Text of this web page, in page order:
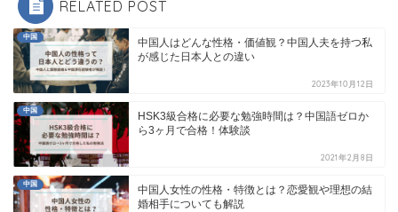
RELATED POST
中国
中国人はどんな性格・価値観？中国人夫を持つ私
が感じた日本人との違い
2023年10月12日
中国
HSK3級合格に必要な勉強時間は？中国語ゼロか
ら3ヶ月で合格！体験談
2021年2月8日
中国
中国人女性の性格・特徴とは？恋愛観や理想の結
婚相手についても解説